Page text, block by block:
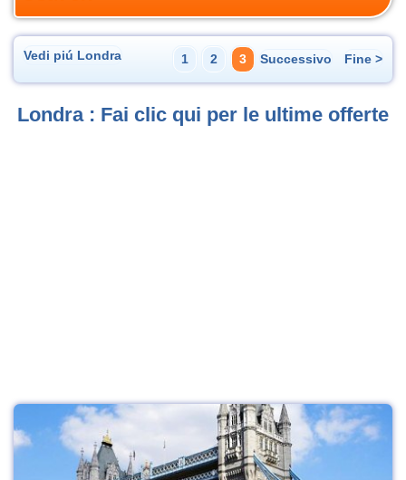
Vedi piú Londra 1 2 3 Successivo Fine >
Londra : Fai clic qui per le ultime offerte